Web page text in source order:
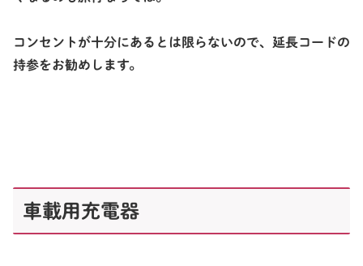
コンセントが十分にあるとは限らないので、延長コードの
持参をお勧めします。
車載用充電器